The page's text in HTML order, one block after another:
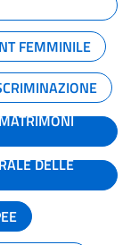
FEMMINILE
DELLE